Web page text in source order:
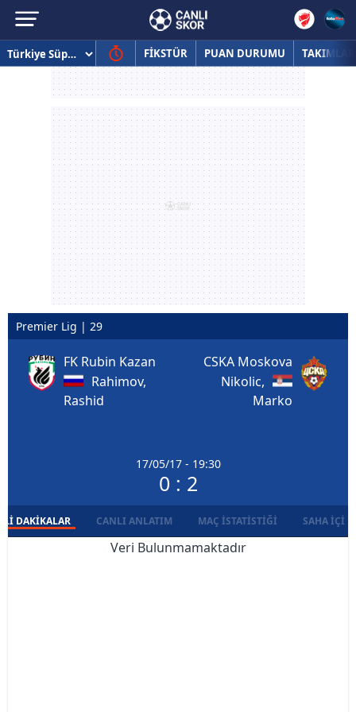
FİKSTÜR PUAN DURUMU TAKIMLAR
Premier Lig | 29
FK Rubin Kazan
Rahimov,
Rashid
17/05/17 - 19:30
0 : 2
CSKA Moskova
Nikolic,
Marko
DAKIKALAR CANLI ANLATIM MAÇ İSTATISTIĞI SAHA İÇI
Veri Bulunmamaktadır